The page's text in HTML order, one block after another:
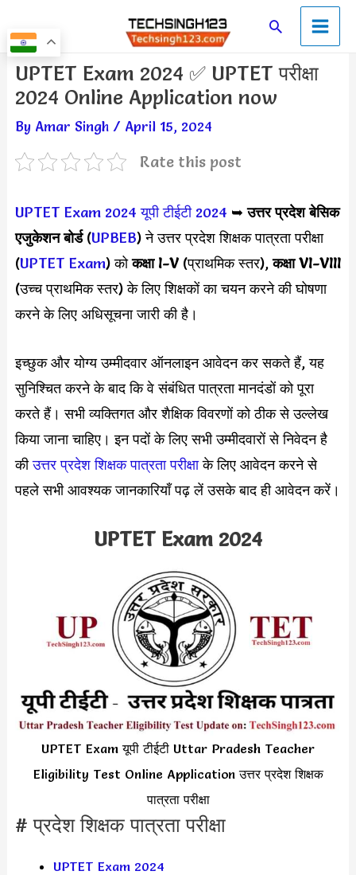
to
content
SearchMain
Menu
UPTET Exam 2024 ✅ UPTET परीक्षा
2024 Online Application now
By Amar Singh / April 15, 2024
Rate this post
UPTET Exam 2024 यूपी टीईटी 2024 ➥उत्तर प्रदेश बेसिक
एजुकेशन बोर्ड(UPBEB) ने उत्तर प्रदेश शिक्षक पात्रता परीक्षा
(UPTET Exam) कोकक्षा I-V(प्राथमिक स्तर),कक्षा VI-VIII
(उच्च प्राथमिक स्तर) के लिए शिक्षकों का चयन करने की घोषणा
करने के लिए अधिसूचना जारी की है।
इच्छुक और योग्य उम्मीदवार ऑनलाइन आवेदन कर सकते हैं, यह
सुनिश्चित करने के बाद कि वे संबंधित पात्रता मानदंडों को पूरा
करते हैं। सभी व्यक्तिगत और शैक्षिक विवरणों को ठीक से उल्लेख
किया जाना चाहिए। इन पदों के लिए सभी उम्मीदवारों से निवेदन है
कीउत्तर प्रदेश शिक्षक पात्रता परीक्षाके लिए आवेदन करने से
पहले सभी आवश्यक जानकारियाँ पढ़ लें उसके बाद ही आवेदन करें।
UPTET Exam 2024
UPTET Exam यूपी टीईटी Uttar Pradesh Teacher
Eligibility Test Online Application उत्तर प्रदेश शिक्षक
पात्रता परीक्षा
# प्रदेश शिक्षक पात्रता परीक्षा
UPTET Exam 2024
Post
navigation